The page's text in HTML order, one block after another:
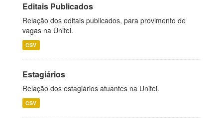
Editais Publicados
Relação dos editais publicados, para provimento de
vagas na Unifei.
CSV
Estagiários
Relação dos estagiários atuantes na Unifei.
CSV